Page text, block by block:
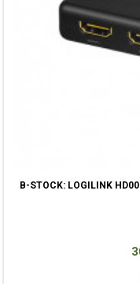
B-STOCK: LOGILINK